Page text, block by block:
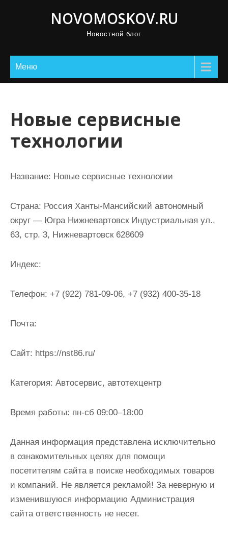
NOVOMOSKOV.RU
Новостной блог
Меню
Новые сервисные
технологии
Название: Новые сервисные технологии
Страна: Россия Ханты-Мансийский автономный
округ — Югра Нижневартовск Индустриальная ул.,
63, стр. 3, Нижневартовск 628609
Индекс:
Телефон: +7 (922) 781-09-06, +7 (932) 400-35-18
Почта:
Cайт: https://nst86.ru/
Категория: Автосервис, автотехцентр
Время работы: пн-сб 09:00–18:00
Данная информация представлена исключительно
в ознакомительных целях для помощи
посетителям сайта в поиске необходимых товаров
и компаний. Не является рекламой! За неверную и
изменившуюся информацию Администрация
сайта ответственность не несет.